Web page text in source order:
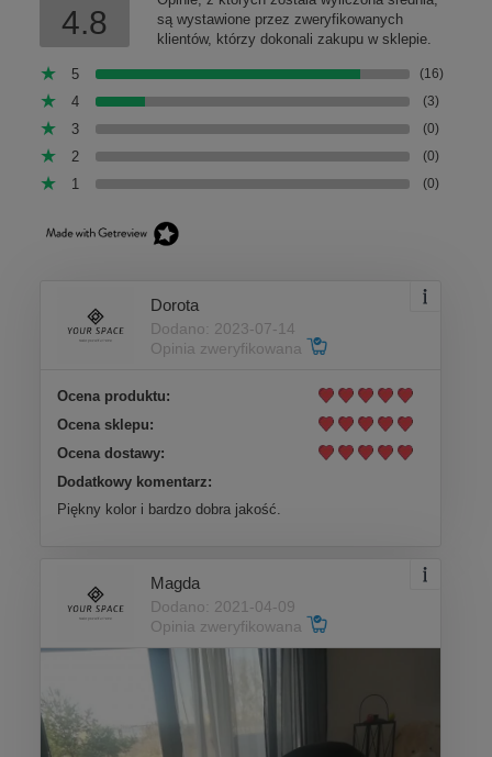
4.8
są wystawione przez zweryfikowanych
klientów, którzy dokonali zakupu w sklepie.
5 (16)
4 (3)
3 (0)
2 (0)
1 (0)
Dorota
Dodano: 2023-07-14
Opinia zweryfikowana
Ocena produktu:
Ocena sklepu:
Ocena dostawy:
Dodatkowy komentarz:
Piękny kolor i bardzo dobra jakość.
Magda
Dodano: 2021-04-09
Opinia zweryfikowana